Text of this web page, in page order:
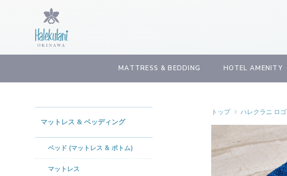
MATTRESS & BEDDING HOTEL AMENITY
トップ ハレクラニ ロゴ
マットレス & ベッディング
ベッド (マットレス & ボトム)
マットレス